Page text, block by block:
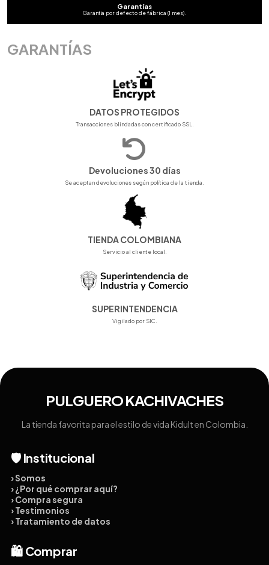
Garantías
Garantía por defecto de fábrica (1 mes).
GARANTÍAS
DATOS PROTEGIDOS
Transacciones blindadas con certificado SSL.
Devoluciones 30 días
Se aceptan devoluciones según política de la tienda.
TIENDA COLOMBIANA
Servicio al cliente local.
SUPERINTENDENCIA
Vigilado por SIC.
PULGUERO KACHIVACHES
La tienda favorita para el estilo de vida Kidult en Colombia.
🛡️ Institucional
› Somos
› ¿Por qué comprar aquí?
› Compra segura
› Testimonios
› Tratamiento de datos
🛍️ Comprar